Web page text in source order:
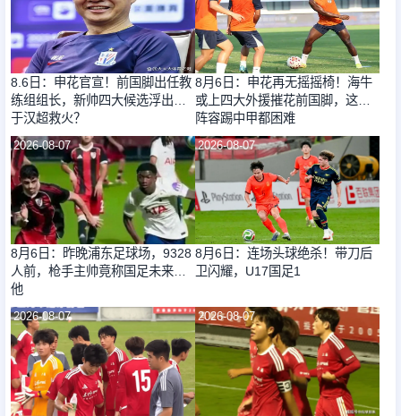
8.6日：申花官宣！前国脚出任教
练组组长，新帅四大候选浮出，
于汉超救火？
8月6日：申花再无摇摇椅！海牛
或上四大外援摧花前国脚，这套
阵容踢中甲都困难
2026-08-07
8月6日：昨晚浦东足球场，9328
人前，枪手主帅竟称国足未来是
他
2026-08-07
8月6日：连场头球绝杀！带刀后
卫闪耀，U17国足1
2026-08-07 2026-08-07